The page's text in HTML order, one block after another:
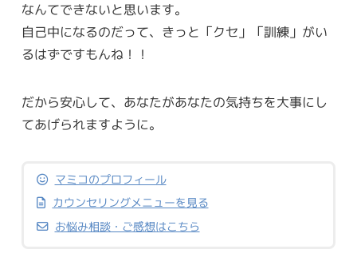
なんてできないと思います。
自己中になるのだって、きっと「クセ」「訓練」がい
るはずですもんね！！
だから安心して、あなたがあなたの気持ちを大事にし
てあげられますように。
マミコのプロフィール
カウンセリングメニューを見る
お悩み相談・ご感想はこちら